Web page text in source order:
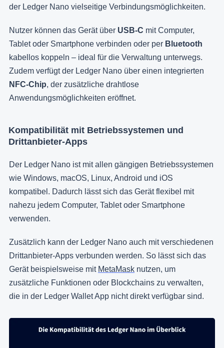
der Ledger Nano vielseitige Verbindungsmöglichkeiten.
Nutzer können das Gerät über USB-C mit Computer,
Tablet oder Smartphone verbinden oder per Bluetooth
kabellos koppeln – ideal für die Verwaltung unterwegs.
Zudem verfügt der Ledger Nano über einen integrierten
NFC-Chip, der zusätzliche drahtlose
Anwendungsmöglichkeiten eröffnet.
Kompatibilität mit Betriebssystemen und
Drittanbieter-Apps
Der Ledger Nano ist mit allen gängigen Betriebssystemen
wie Windows, macOS, Linux, Android und iOS
kompatibel. Dadurch lässt sich das Gerät flexibel mit
nahezu jedem Computer, Tablet oder Smartphone
verwenden.
Zusätzlich kann der Ledger Nano auch mit verschiedenen
Drittanbieter-Apps verbunden werden. So lässt sich das
Gerät beispielsweise mit MetaMask nutzen, um
zusätzliche Funktionen oder Blockchains zu verwalten,
die in der Ledger Wallet App nicht direkt verfügbar sind.